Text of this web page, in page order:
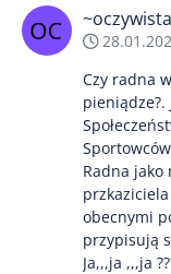
Czy radna
pieniądze?.
Radna jako
obecnymi
przypisują
Ja,,,ja ,,,ja